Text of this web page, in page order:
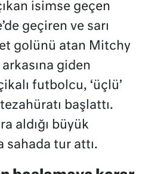
isimse geçen
geçiren ve sarı
golünü atan Mitchy
giden
futbolcu, ‘üçlü’
başlattı.
aldığı büyük
sahada tur attı.